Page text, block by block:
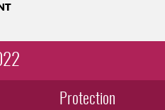
Protection